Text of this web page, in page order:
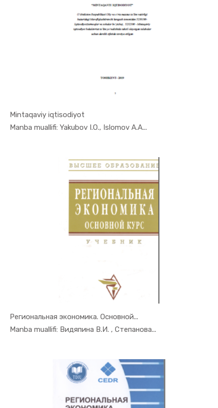
Mintaqaviy iqtisodiyot
Manba muallifi: Yakubov I.O., Islomov A.A...
In Mintaqa...
Региональная экономика. Основной...
Manba muallifi: Видяпина В.И. , Степанова...
In Mintaqa...